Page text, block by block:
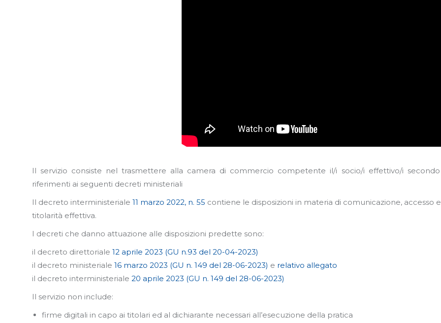
Il servizio consiste nel trasmettere alla camera di commercio competente il/i socio/i effettivo/i
riferimenti ai seguenti decreti ministeriali
Il decreto interministeriale 11 marzo 2022, n. 55 contiene le disposizioni in materia di comunicazione, accesso
titolarità effettiva.
I decreti che danno attuazione alle disposizioni predette sono:
il decreto direttoriale 12 aprile 2023 (GU n.93 del 20-04-2023)
il decreto ministeriale 16 marzo 2023 (GU n. 149 del 28-06-2023) e relativo allegato
il decreto interministeriale 20 aprile 2023 (GU n. 149 del 28-06-2023)
Il servizio non include:
firme digitali in capo ai titolari ed al dichiarante necessari all’esecuzione della pratica